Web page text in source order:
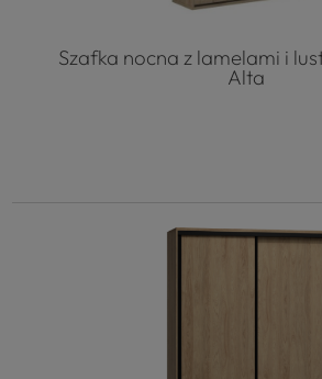
Szafka nocna z lamelami i
Alta